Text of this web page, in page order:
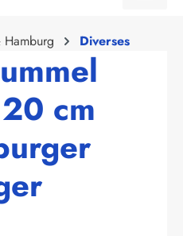
Diverses
cm